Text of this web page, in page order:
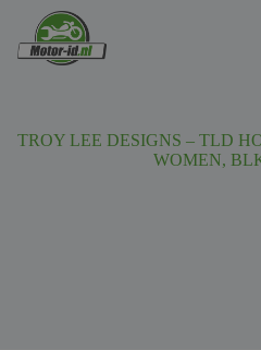
TROY LEE DESIGNS – TLD
WOMEN,